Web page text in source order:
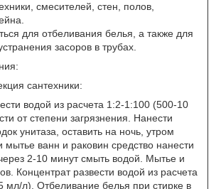
смесителей, стен, полов,
для отбеливания белья, а также для
засоров в трубах.
сантехники:
водой из расчета 1:2-1:100 (500-10
от степени загрязнения. Нанести
унитаза, оставить на ночь, утром
ванн и раковин средство нанести
2-10 минут смыть водой. Мытье и
Концентрат развести водой из расчета
мл/л). Отбеливание белья при стирке в